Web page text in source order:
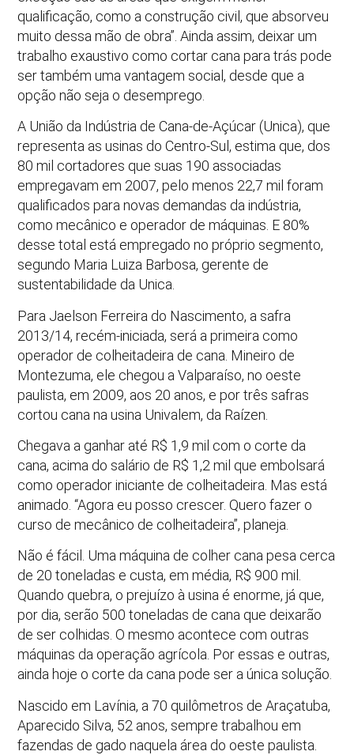
qualificação, como a construção civil, que absorveu
muito dessa mão de obra”. Ainda assim, deixar um
trabalho exaustivo como cortar cana para trás pode
ser também uma vantagem social, desde que a
opção não seja o desemprego.
A União da Indústria de Cana-de-Açúcar (Unica), que
representa as usinas do Centro-Sul, estima que, dos
80 mil cortadores que suas 190 associadas
empregavam em 2007, pelo menos 22,7 mil foram
qualificados para novas demandas da indústria,
como mecânico e operador de máquinas. E 80%
desse total está empregado no próprio segmento,
segundo Maria Luiza Barbosa, gerente de
sustentabilidade da Unica.
Para Jaelson Ferreira do Nascimento, a safra
2013/14, recém-iniciada, será a primeira como
operador de colheitadeira de cana. Mineiro de
Montezuma, ele chegou a Valparaíso, no oeste
paulista, em 2009, aos 20 anos, e por três safras
cortou cana na usina Univalem, da Raízen.
Chegava a ganhar até R$ 1,9 mil com o corte da
cana, acima do salário de R$ 1,2 mil que embolsará
como operador iniciante de colheitadeira. Mas está
animado. “Agora eu posso crescer. Quero fazer o
curso de mecânico de colheitadeira”, planeja.
Não é fácil. Uma máquina de colher cana pesa cerca
de 20 toneladas e custa, em média, R$ 900 mil.
Quando quebra, o prejuízo à usina é enorme, já que,
por dia, serão 500 toneladas de cana que deixarão
de ser colhidas. O mesmo acontece com outras
máquinas da operação agrícola. Por essas e outras,
ainda hoje o corte da cana pode ser a única solução.
Nascido em Lavínia, a 70 quilômetros de Araçatuba,
Aparecido Silva, 52 anos, sempre trabalhou em
fazendas de gado naquela área do oeste paulista.